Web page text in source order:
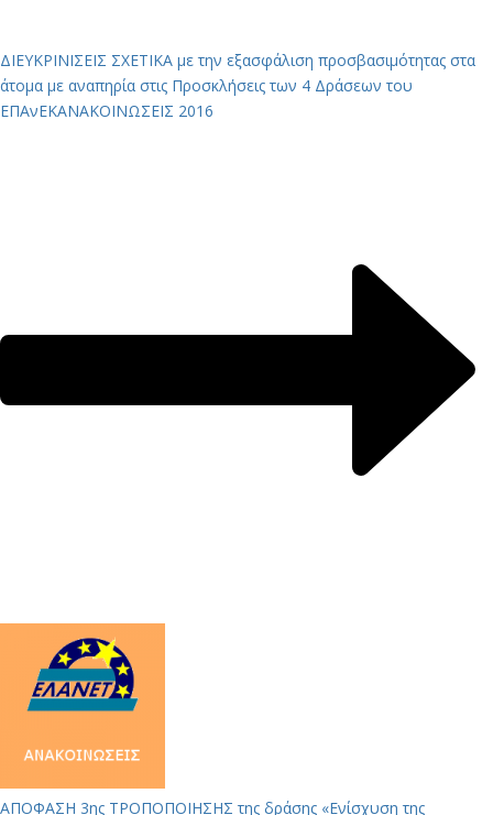
ΔΙΕΥΚΡΙΝΙΣΕΙΣ ΣΧΕΤΙΚΑ με την εξασφάλιση προσβασιμότητας στα
άτομα με αναπηρία στις Προσκλήσεις των 4 Δράσεων του
ΕΠΑνΕΚΑΝΑΚΟΙΝΩΣΕΙΣ 2016
ΑΠΟΦΑΣΗ 3ης ΤΡΟΠΟΠΟΙΗΣΗΣ της δράσης «Ενίσχυση της